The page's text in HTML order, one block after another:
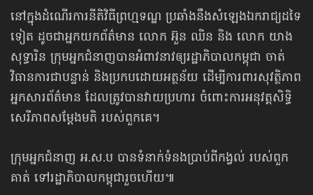
នៅក្នុងដំណើរការនីតិវិធីព្រហ្មទណ្ឌ ប្រឆាំងនឹងសំឡេងឯករាជ្យដទៃ
ទៀត ដូចជាអ្នកយកព័ត៌មាន លោក អ៊ួន ឈិន និង លោក យាង
សុទ្ធារិន ក្រុមអ្នកជំនាញបានអំពាវនាវឲ្យរដ្ឋាភិបាលកម្ពុជា ចាត់
វិធានការជាបន្ទាន់ និងប្រកបដោយអត្ថន័យ ដើម្បីការពារសុវត្ថិភាព
អ្នកសារព័ត៌មាន ដែលត្រូវបានវាយប្រហារ ចំពោះការអនុវត្តសិទ្ធិ
សេរីភាពសម្តែងមតិ របស់ពួកគេ។
ក្រុមអ្នកជំនាញ អ.ស.ប បានទំនាក់ទំនងប្រាប់ពីកង្វល់ របស់ពួក
គាត់ ទៅរដ្ឋាភិបាលកម្ពុជារួចហើយ៕